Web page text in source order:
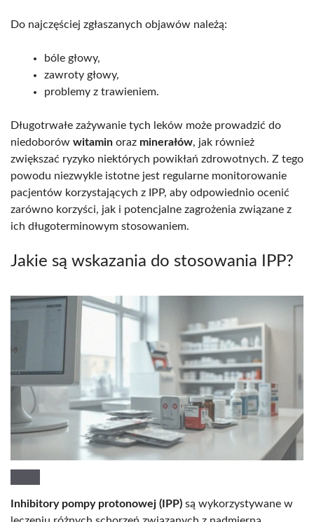
Do najczęściej zgłaszanych objawów należą:
bóle głowy,
zawroty głowy,
problemy z trawieniem.
Długotrwałe zażywanie tych leków może prowadzić do
niedoborów witamin oraz minerałów, jak również
zwiększać ryzyko niektórych powikłań zdrowotnych. Z tego
powodu niezwykle istotne jest regularne monitorowanie
pacjentów korzystających z IPP, aby odpowiednio ocenić
zarówno korzyści, jak i potencjalne zagrożenia związane z
ich długoterminowym stosowaniem.
Jakie są wskazania do stosowania IPP?
Inhibitory pompy protonowej (IPP) są wykorzystywane w